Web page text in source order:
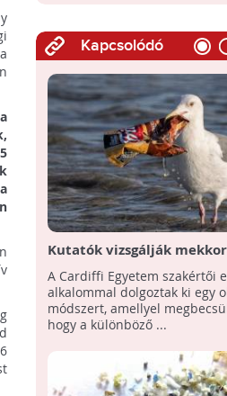
Kapcsolódó
Kutatók vizsgálják
műanyagokat nyelnek le
A Cardiffi Egyetem szakértői
alkalommal dolgoztak ki egy
módszert, amellyel
hogy a különböző ...